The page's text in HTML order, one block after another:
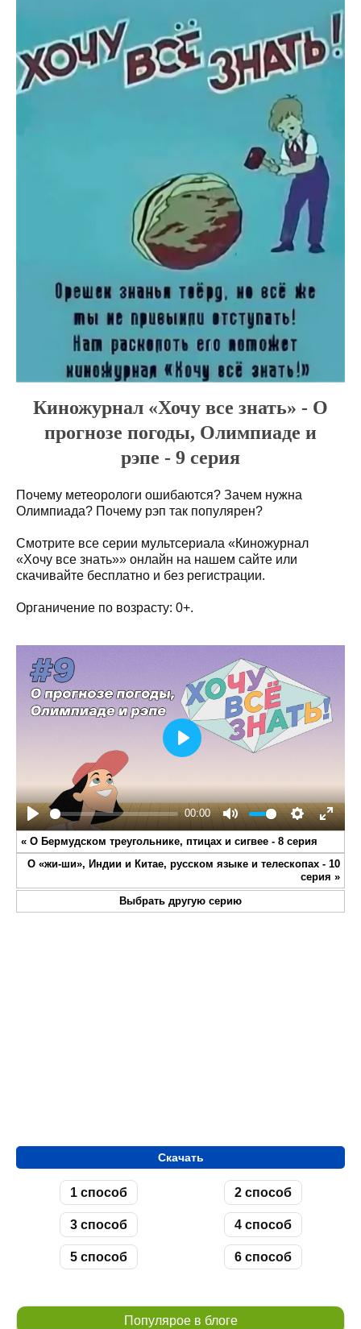
Киножурнал «Хочу все знать» - О
прогнозе погоды, Олимпиаде и
рэпе - 9 серия
Почему метеорологи ошибаются? Зачем нужна
Олимпиада? Почему рэп так популярен?
Смотрите все серии мультсериала «Киножурнал
«Хочу все знать»» онлайн на нашем сайте или
скачивайте бесплатно и без регистрации.
Органичение по возрасту: 0+.
Play
00:00
Mute Settings
Enter
Play
« О Бермудском треугольнике, птицах и сигвее - 8 серия
О «жи-ши», Индии и Китае, русском языке и телескопах - 10
серия »
Выбрать другую серию
Скачать
1 способ 2 способ
3 способ 4 способ
5 способ 6 способ
Популярое в блоге